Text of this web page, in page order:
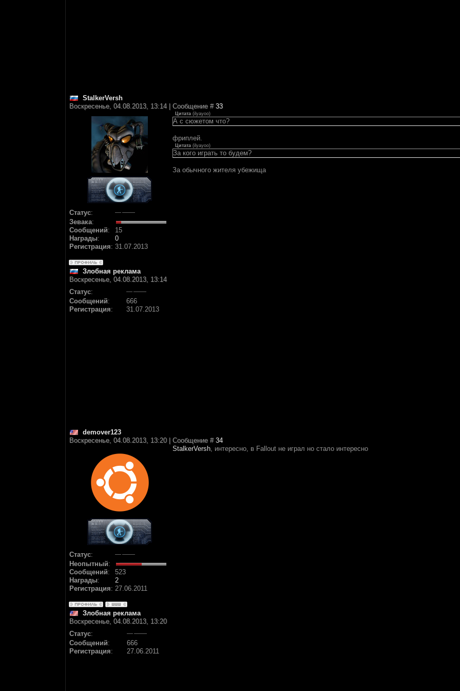
StalkerVersh
Воскресенье, 04.08.2013, 13:14 | Сообщение # 33
Статус:
Зевака:
Сообщений:
15
Награды:
0
Регистрация: 31.07.2013
Цитата (ilyayoo)
А с сюжетом что?
фриплей.
Цитата (ilyayoo)
За кого играть то будем?
За обычного жителя убежища
Злобная реклама
Воскресенье, 04.08.2013, 13:14
Статус:
Сообщений:
666
Регистрация: 31.07.2013
demover123
Воскресенье, 04.08.2013, 13:20 | Сообщение # 34
Статус:
Неопытный:
Сообщений:
523
Награды:
2
Регистрация: 27.06.2011
StalkerVersh, интересно, в Fallout не играл но стало интересно
Злобная реклама
Воскресенье, 04.08.2013, 13:20
Статус:
Сообщений:
666
Регистрация: 27.06.2011